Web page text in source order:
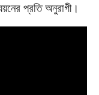
প্রতি অনুরাগী।